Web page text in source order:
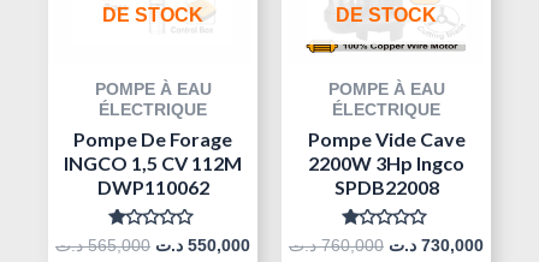
DE STOCK
POMPE À EAU
ÉLECTRIQUE
Pompe De Forage
INGCO 1,5 CV 112M
DWP110062
Note
565,000 د.ت 550,000 د.ت
DE STOCK
POMPE À EAU
ÉLECTRIQUE
Pompe Vide Cave
2200W 3Hp Ingco
SPDB22008
Note
760,000 د.ت 730,000 د.ت